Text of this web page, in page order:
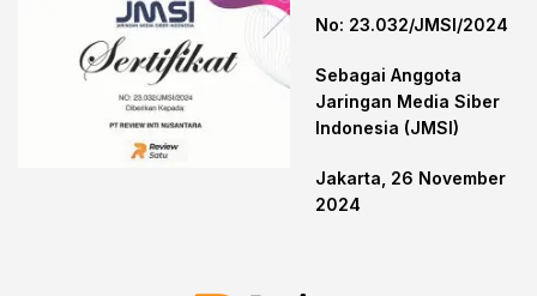
No: 23.032/JMSI/2024
Sebagai Anggota
Jaringan Media Siber
Indonesia (JMSI)
Jakarta, 26 November
2024